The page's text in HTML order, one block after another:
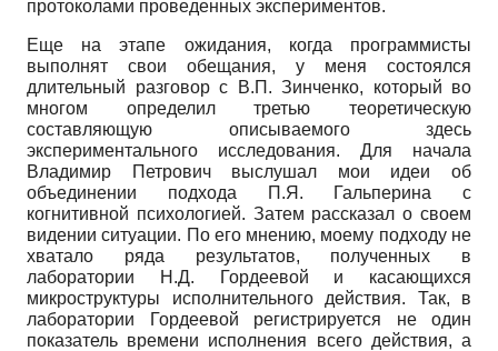
протоколами проведенных экспериментов.
Еще на этапе ожидания, когда программисты
выполнят свои обещания, у меня состоялся
длительный разговор с В.П. Зинченко, который во
многом определил третью теоретическую
составляющую описываемого здесь
экспериментального исследования. Для начала
Владимир Петрович выслушал мои идеи об
объединении подхода П.Я. Гальперина с
когнитивной психологией. Затем рассказал о своем
видении ситуации. По его мнению, моему подходу не
хватало ряда результатов, полученных в
лаборатории Н.Д. Гордеевой и касающихся
микроструктуры исполнительного действия. Так, в
лаборатории Гор­деевой регистрируется не один
показатель времени исполнения всего действия, а